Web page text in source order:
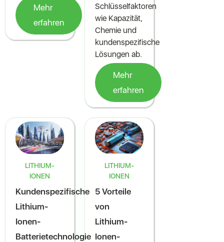
Mehr
erfahren
Schlüsselfaktoren
wie Kapazität,
Chemie und
kundenspezifische
Lösungen ab.
Mehr
erfahren
LITHIUM-
IONEN
Kundenspezifische
Lithium-
Ionen-
Batterietechnologie
LITHIUM-
IONEN
5 Vorteile
von
Lithium-
Ionen-